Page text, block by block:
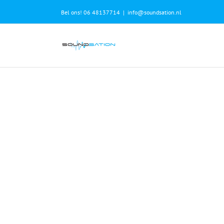
content
Bel ons! 06 48137714 | info@soundsation.nl